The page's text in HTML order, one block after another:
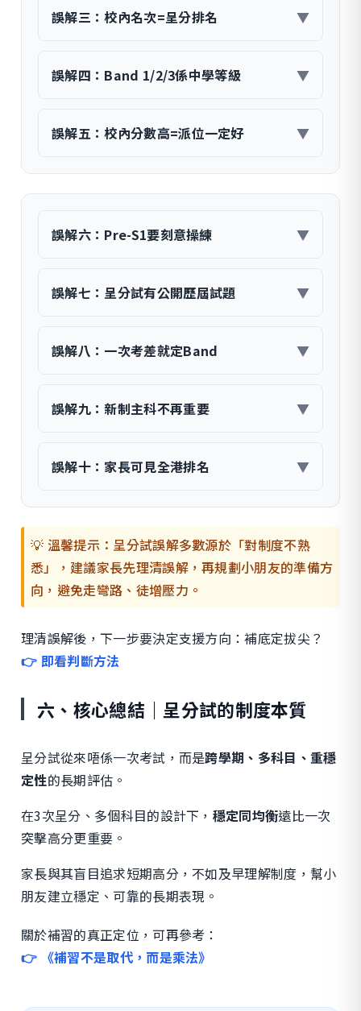
誤解三：校內名次=呈分排名 ▼
誤解四：Band 1/2/3係中學等級 ▼
誤解五：校內分數高=派位一定好 ▼
誤解六：Pre-S1要刻意操練 ▼
誤解七：呈分試有公開歷屆試題 ▼
誤解八：一次考差就定Band ▼
誤解九：新制主科不再重要 ▼
誤解十：家長可見全港排名 ▼
💡 溫馨提示：呈分試誤解多數源於「對制度不熟
悉」，建議家長先理清誤解，再規劃小朋友的準備方
向，避免走彎路、徒增壓力。
理清誤解後，下一步要決定支援方向：補底定拔尖？
👉 即看判斷方法
六、核心總結｜呈分試的制度本質
呈分試從來唔係一次考試，而是跨學期、多科目、重穩
定性的長期評估。
在3次呈分、多個科目的設計下， 穩定同均衡遠比一次
突擊高分更重要。
家長與其盲目追求短期高分，不如及早理解制度，幫小
朋友建立穩定、可靠的長期表現。
關於補習的真正定位，可再參考：
👉 《補習不是取代，而是乘法》